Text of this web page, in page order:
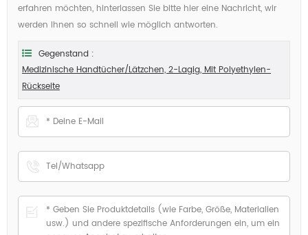
erfahren möchten, hinterlassen Sie bitte hier eine Nachricht, wir
werden Ihnen so schnell wie möglich antworten.
Gegenstand :
Medizinische Handtücher/Lätzchen, 2-Lagig, Mit Polyethylen-
Rückseite